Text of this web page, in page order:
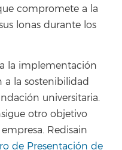
compromete a la
lonas durante los
la implementación
la sostenibilidad
universitaria.
otro objetivo
Redisain
de Presentación de